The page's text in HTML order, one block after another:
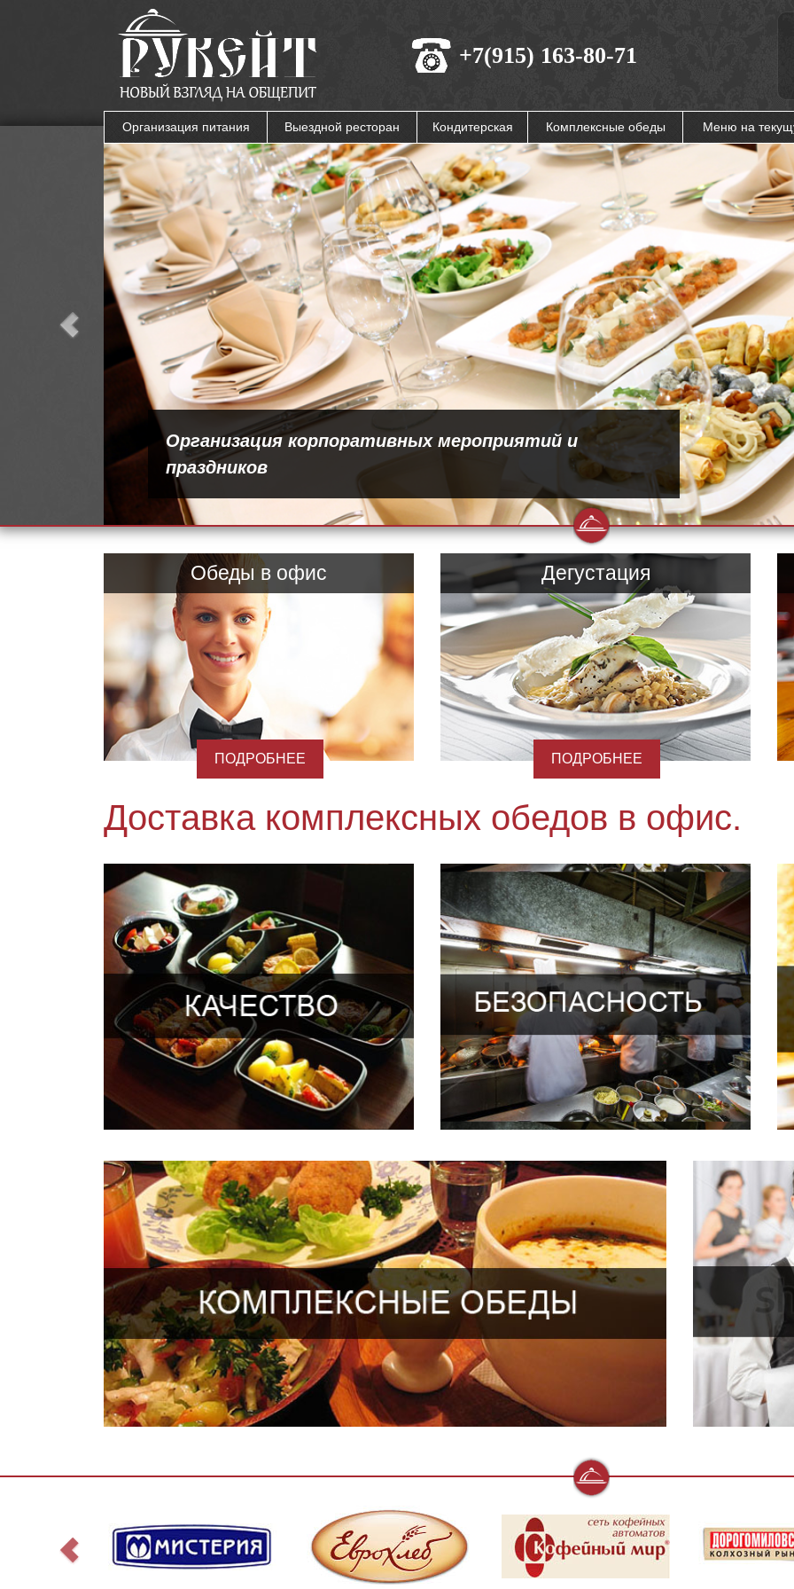
+7(915) 163-80-71
Организация питания Выездной ресторан Кондитерская Комплексные обеды Меню на
Организация корпоративных мероприятий и
праздников
Обеды в офис
ПОДРОБНЕЕ
Дегустация
ПОДРОБНЕЕ
Доставка комплексных обедов в офис.
Качество выпускаемой продукции контролируется
лично генеральным директором, который начинает
свой рабочий с дегустации всех выпускаемых блюд.
Мы готовим только в день доставки и сразу привозим
к Вам!
Для приготовления используем только
НАТУРАЛЬНЫЕ ингредиенты!
Консерванты, усилители вкуса и другие
модификаторы ИСКЛЮЧЕНЫ!
Все ингредиенты имеют сертификаты качества и
проходят входной контроль!
Сотрудники компании "Рукейт" - профессиональные
повара с разрядом выше четвертого, имеющие
санитарные книжки и своевременно проходящие
медицинское обследование
Наша деятельность по приготовлению и доставке
обедов сертифицирована и подтверждена
необходимой документацией, в том числе
"Санитарно-эпидемиологическим заключением на
организацию питания населения при приготовлении
пищи и ее реализации.
Мы предоставляем своим клиентам возможность самостоятельной комплектации меню
комплексных обедов на основе меню, предложенного на текущую неделю либо несколько
стандартных вариантов, сформированных нашими специалистами
Комплекс Эконом - от 100 рублей (горячее блюдо 120 гр., гарнир 150 гр.)
Комплекс Малокалорийный - от 130 рублей (салат 150 гр., горячее блюдо 120 гр., гарнир 150 гр.).
Комплекс Стандарт - от 120 рублей (Первое блюдо 300 мл., горячее блюдо 120 гр., гарнир 150 гр.).
Комплекс Гигант - от 130 рублей (Салат 150 гр., первое блюдо 300 мл., горячее блюдо 120 гр.,
гарнир 150 гр.).
Одноразовая
Немедленное